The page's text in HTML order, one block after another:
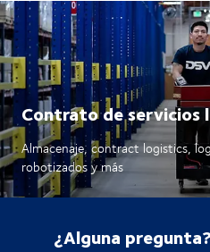
Contrato de servicios
Almacenaje, contract logistics,
robotizados y más
¿Alguna